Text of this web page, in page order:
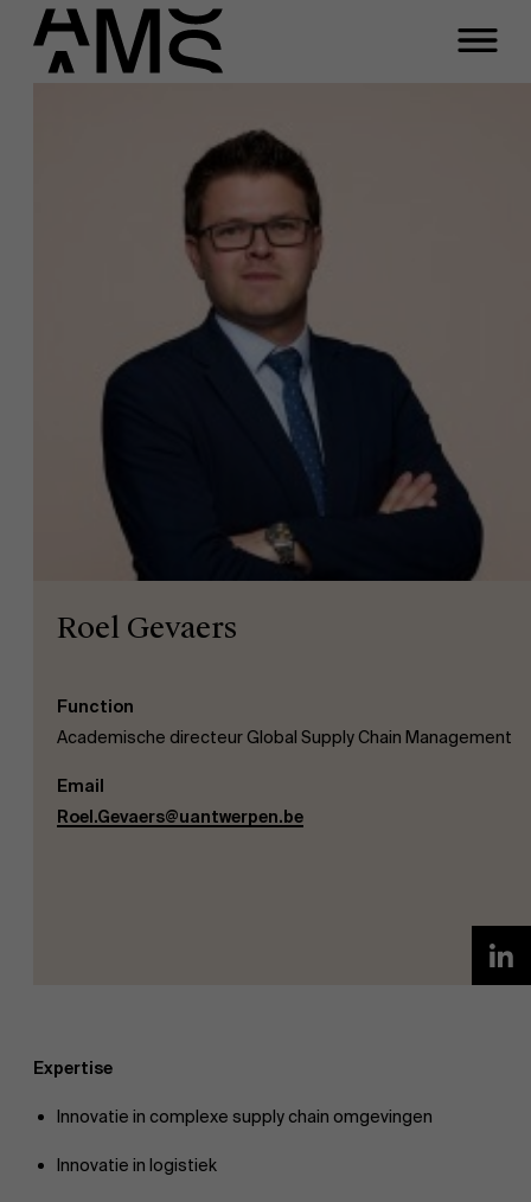
Part-time programma's
Programma's op maat
Roel Gevaers
Function
Academische directeur Global Supply Chain Management
Email
Roel.Gevaers@uantwerpen.be
Expertise
Innovatie in complexe supply chain omgevingen
Innovatie in logistiek